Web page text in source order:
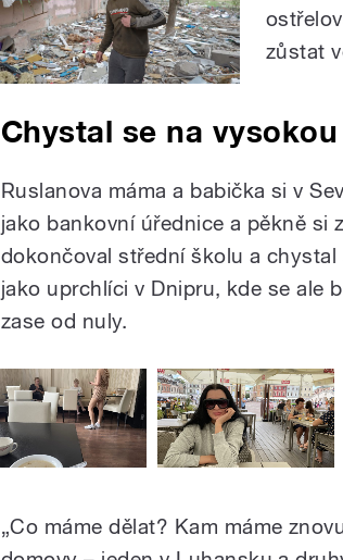
zůstat
Chystal se na vysokou
Ruslanova máma a babička si v
jako bankovní úřednice a pěkně si
dokončoval střední školu a
jako uprchlíci v Dnipru, kde se ale
zase od nuly.
„Co máme dělat? Kam máme